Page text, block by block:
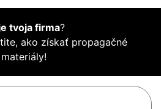
tvoja firma?
ako získať propagačné
materiály!